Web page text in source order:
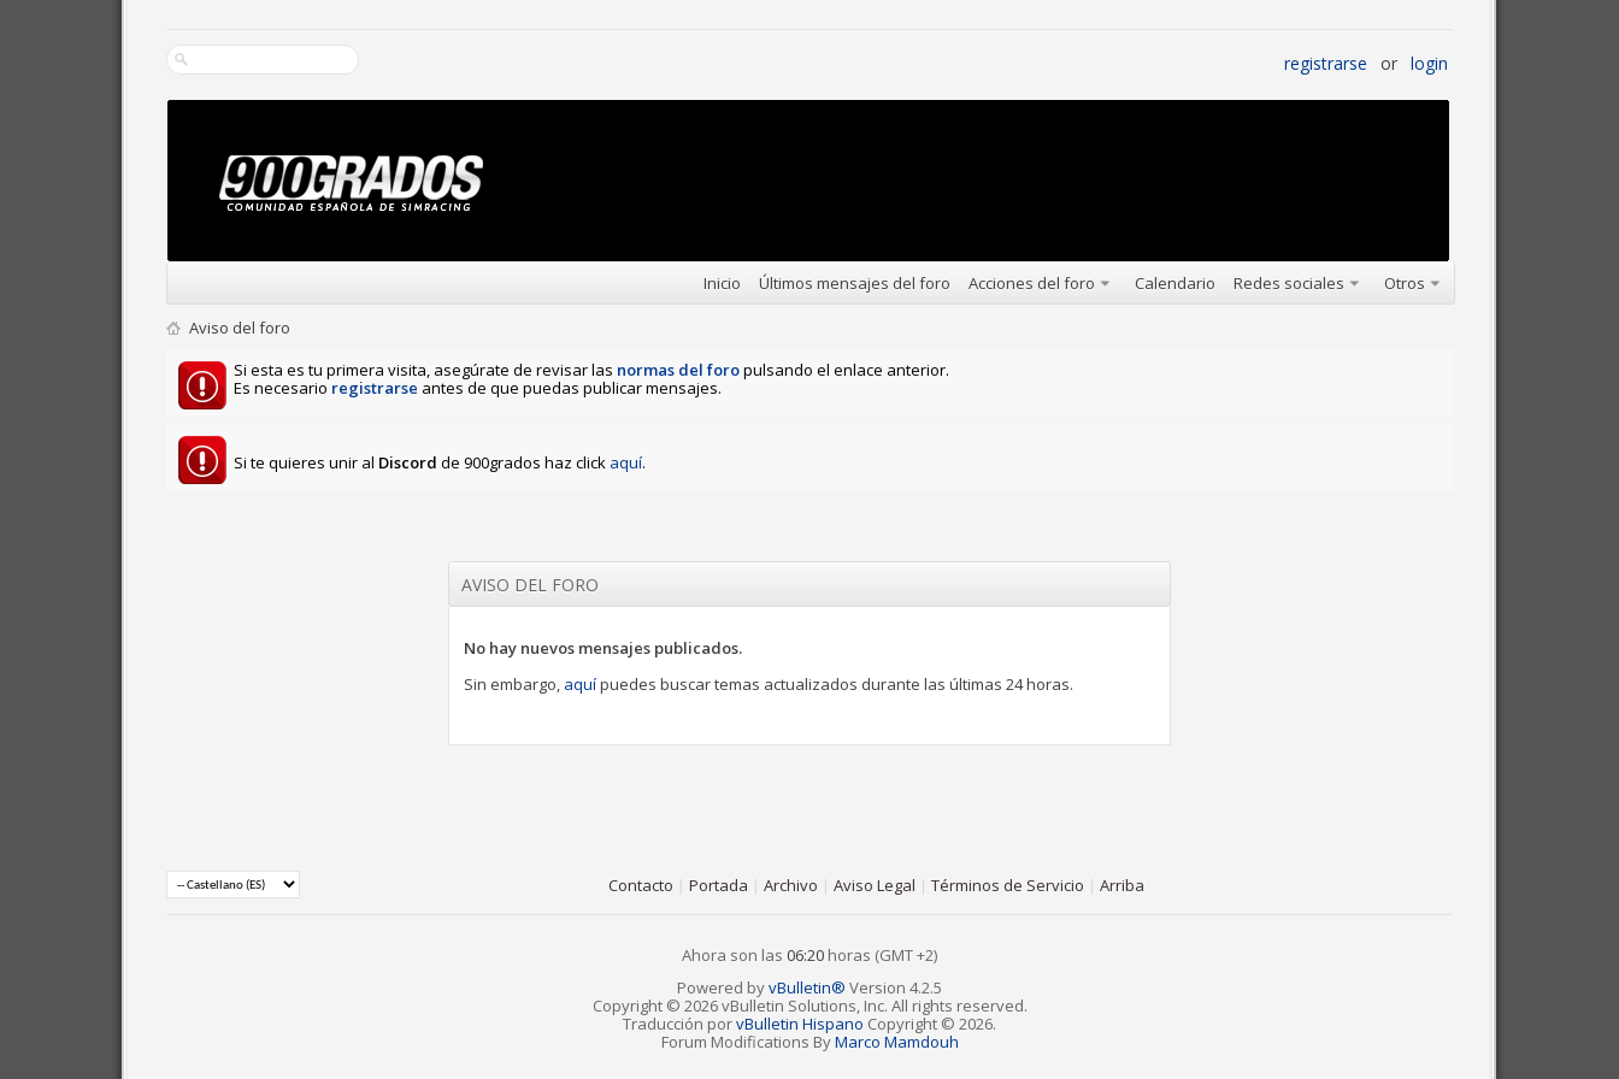
registrarse or login
Inicio Últimos mensajes del foro Acciones del foro Calendario Redes sociales Otros
Aviso del foro
Si esta es tu primera visita, asegúrate de revisar las normas del foropulsando el enlace anterior.
Es necesario registrarse antes de que puedas publicar mensajes.
Si te quieres unir al Discord de 900grados haz click aquí.
AVISO DEL FORO
No hay nuevos mensajes publicados.
Sin embargo, aquípuedes buscar temas actualizados durante las últimas 24 horas.
Contacto | Portada | Archivo | Aviso Legal | Términos de Servicio | Arriba
Ahora son las 06:20 horas (GMT +2)
Powered byvBulletin® Version 4.2.5
Copyright © 2026 vBulletin Solutions, Inc. All rights reserved.
Traducción porvBulletin Hispano Copyright © 2026.
Forum Modifications ByMarco Mamdouh